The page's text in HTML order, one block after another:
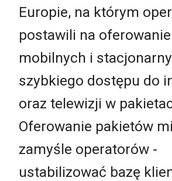
Europie, na którym
postawili na oferowanie
mobilnych i
szybkiego dostępu do
oraz telewizji w
Oferowanie pakietów
zamyśle operatorów -
ustabilizować bazę